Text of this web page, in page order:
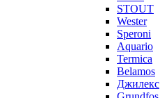
STOUT
Wester
Speroni
Aquario
Termica
Belamos
Джилекс